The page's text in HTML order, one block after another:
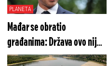
PLANETA
Mađar se obratio
građanima: Država ovo nije
doživela - bezbednost